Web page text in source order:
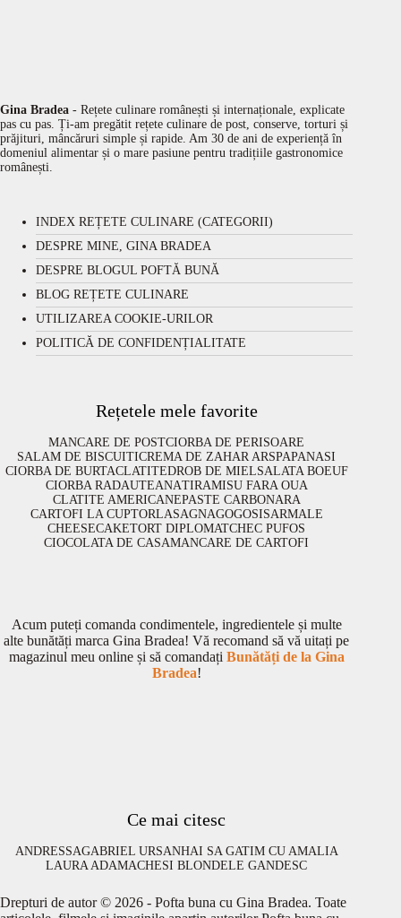
Gina Bradea - Rețete culinare românești și internaționale, explicate
pas cu pas. Ți-am pregătit rețete culinare de post, conserve, torturi și
prăjituri, mâncăruri simple și rapide. Am 30 de ani de experiență în
domeniul alimentar și o mare pasiune pentru tradițiile gastronomice
românești.
INDEX REȚETE CULINARE (CATEGORII)
DESPRE MINE, GINA BRADEA
DESPRE BLOGUL POFTĂ BUNĂ
BLOG REȚETE CULINARE
UTILIZAREA COOKIE-URILOR
POLITICĂ DE CONFIDENȚIALITATE
Rețetele mele favorite
MANCARE DE POSTCIORBA DE PERISOARE
SALAM DE BISCUITICREMA DE ZAHAR ARSPAPANASI
CIORBA DE BURTACLATITEDROB DE MIELSALATA BOEUF
CIORBA RADAUTEANATIRAMISU FARA OUA
CLATITE AMERICANEPASTE CARBONARA
CARTOFI LA CUPTORLASAGNAGOGOSISARMALE
CHEESECAKETORT DIPLOMATCHEC PUFOS
CIOCOLATA DE CASAMANCARE DE CARTOFI
Acum puteți comanda condimentele, ingredientele și multe
alte bunătăți marca Gina Bradea! Vă recomand să vă uitați pe
magazinul meu online și să comandați Bunătăți de la Gina
Bradea!
Ce mai citesc
ANDRESSAGABRIEL URSANHAI SA GATIM CU AMALIA
LAURA ADAMACHESI BLONDELE GANDESC
Drepturi de autor © 2026 - Pofta buna cu Gina Bradea. Toate